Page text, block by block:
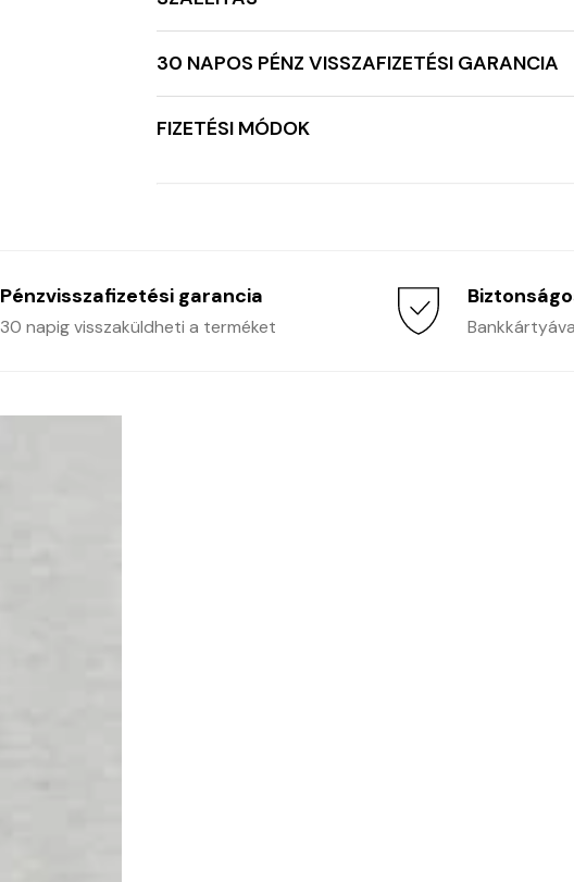
30 NAPOS PÉNZ VISSZAFIZETÉSI GARANCIA
FIZETÉSI MÓDOK
Pénzvisszafizetési garancia
30 napig visszaküldheti a terméket